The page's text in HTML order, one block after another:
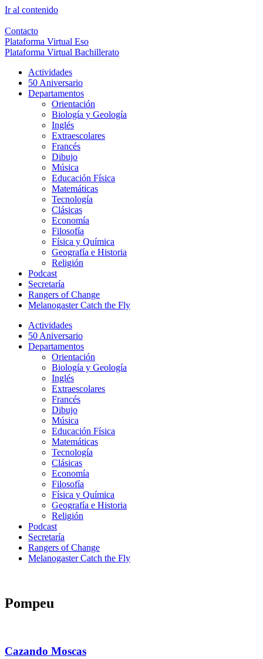
Ir al contenido
Contacto
Plataforma Virtual Eso
Plataforma Virtual Bachillerato
Actividades
50 Aniversario
Departamentos
Orientación
Biología y Geología
Inglés
Extraescolares
Francés
Dibujo
Música
Educación Física
Matemáticas
Tecnología
Clásicas
Economía
Filosofía
Física y Química
Geografía e Historia
Religión
Podcast
Secretaría
Rangers of Change
Melanogaster Catch the Fly
Actividades
50 Aniversario
Departamentos
Orientación
Biología y Geología
Inglés
Extraescolares
Francés
Dibujo
Música
Educación Física
Matemáticas
Tecnología
Clásicas
Economía
Filosofía
Física y Química
Geografía e Historia
Religión
Podcast
Secretaría
Rangers of Change
Melanogaster Catch the Fly
Pompeu
Cazando Moscas